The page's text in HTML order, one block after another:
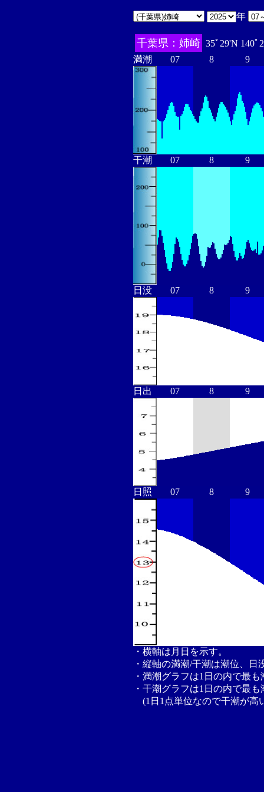
年
千葉県：姉崎 35ﾟ29'N 140ﾟ
満潮
07 8 9
干潮 07 8 9
日没 07 8 9
日出 07 8 9
日照 07 8 9
・横軸は月日を示す。
・縦軸の満潮/干潮は潮位、
・満潮グラフは1日の内で最
・干潮グラフは1日の内で最
(1日1点単位なので干潮が高